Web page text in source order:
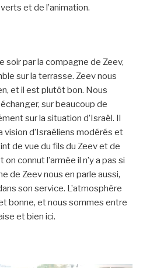
et de l’animation.
soir par la compagne de Zeev,
sur la terrasse. Zeev nous
et il est plutôt bon. Nous
sur beaucoup de
sur la situation d’Israël. Il
vision d’Israéliens modérés et
de vue du fils du Zeev et de
connut l’armée il n’y a pas si
de Zeev nous en parle aussi,
son service. L’atmosphère
bonne, et nous sommes entre
et bien ici.